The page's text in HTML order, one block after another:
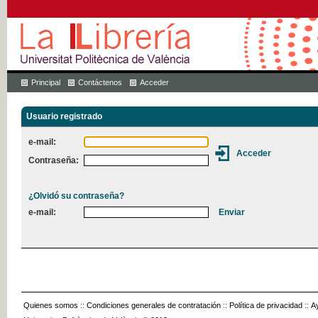
Principal Contáctenos Acceder
Usuario registrado
e-mail:
Contraseña:
¿Olvidó su contraseña?
e-mail:
Quienes somos :: Condiciones generales de contratación :: Política de privacidad ::